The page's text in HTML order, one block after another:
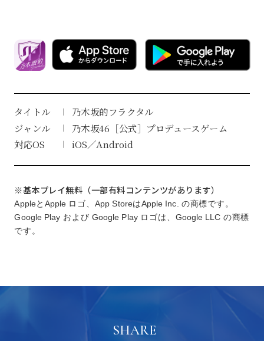
タイトル
乃木坂的フラクタル
ジャンル
乃木坂46［公式］プロデュースゲーム
対応OS
iOS／Android
※基本プレイ無料（一部有料コンテンツがあります）
AppleとApple ロゴ、App StoreはApple Inc. の商標です。
Google Play および Google Play ロゴは、Google LLC の商標
です。
SHARE